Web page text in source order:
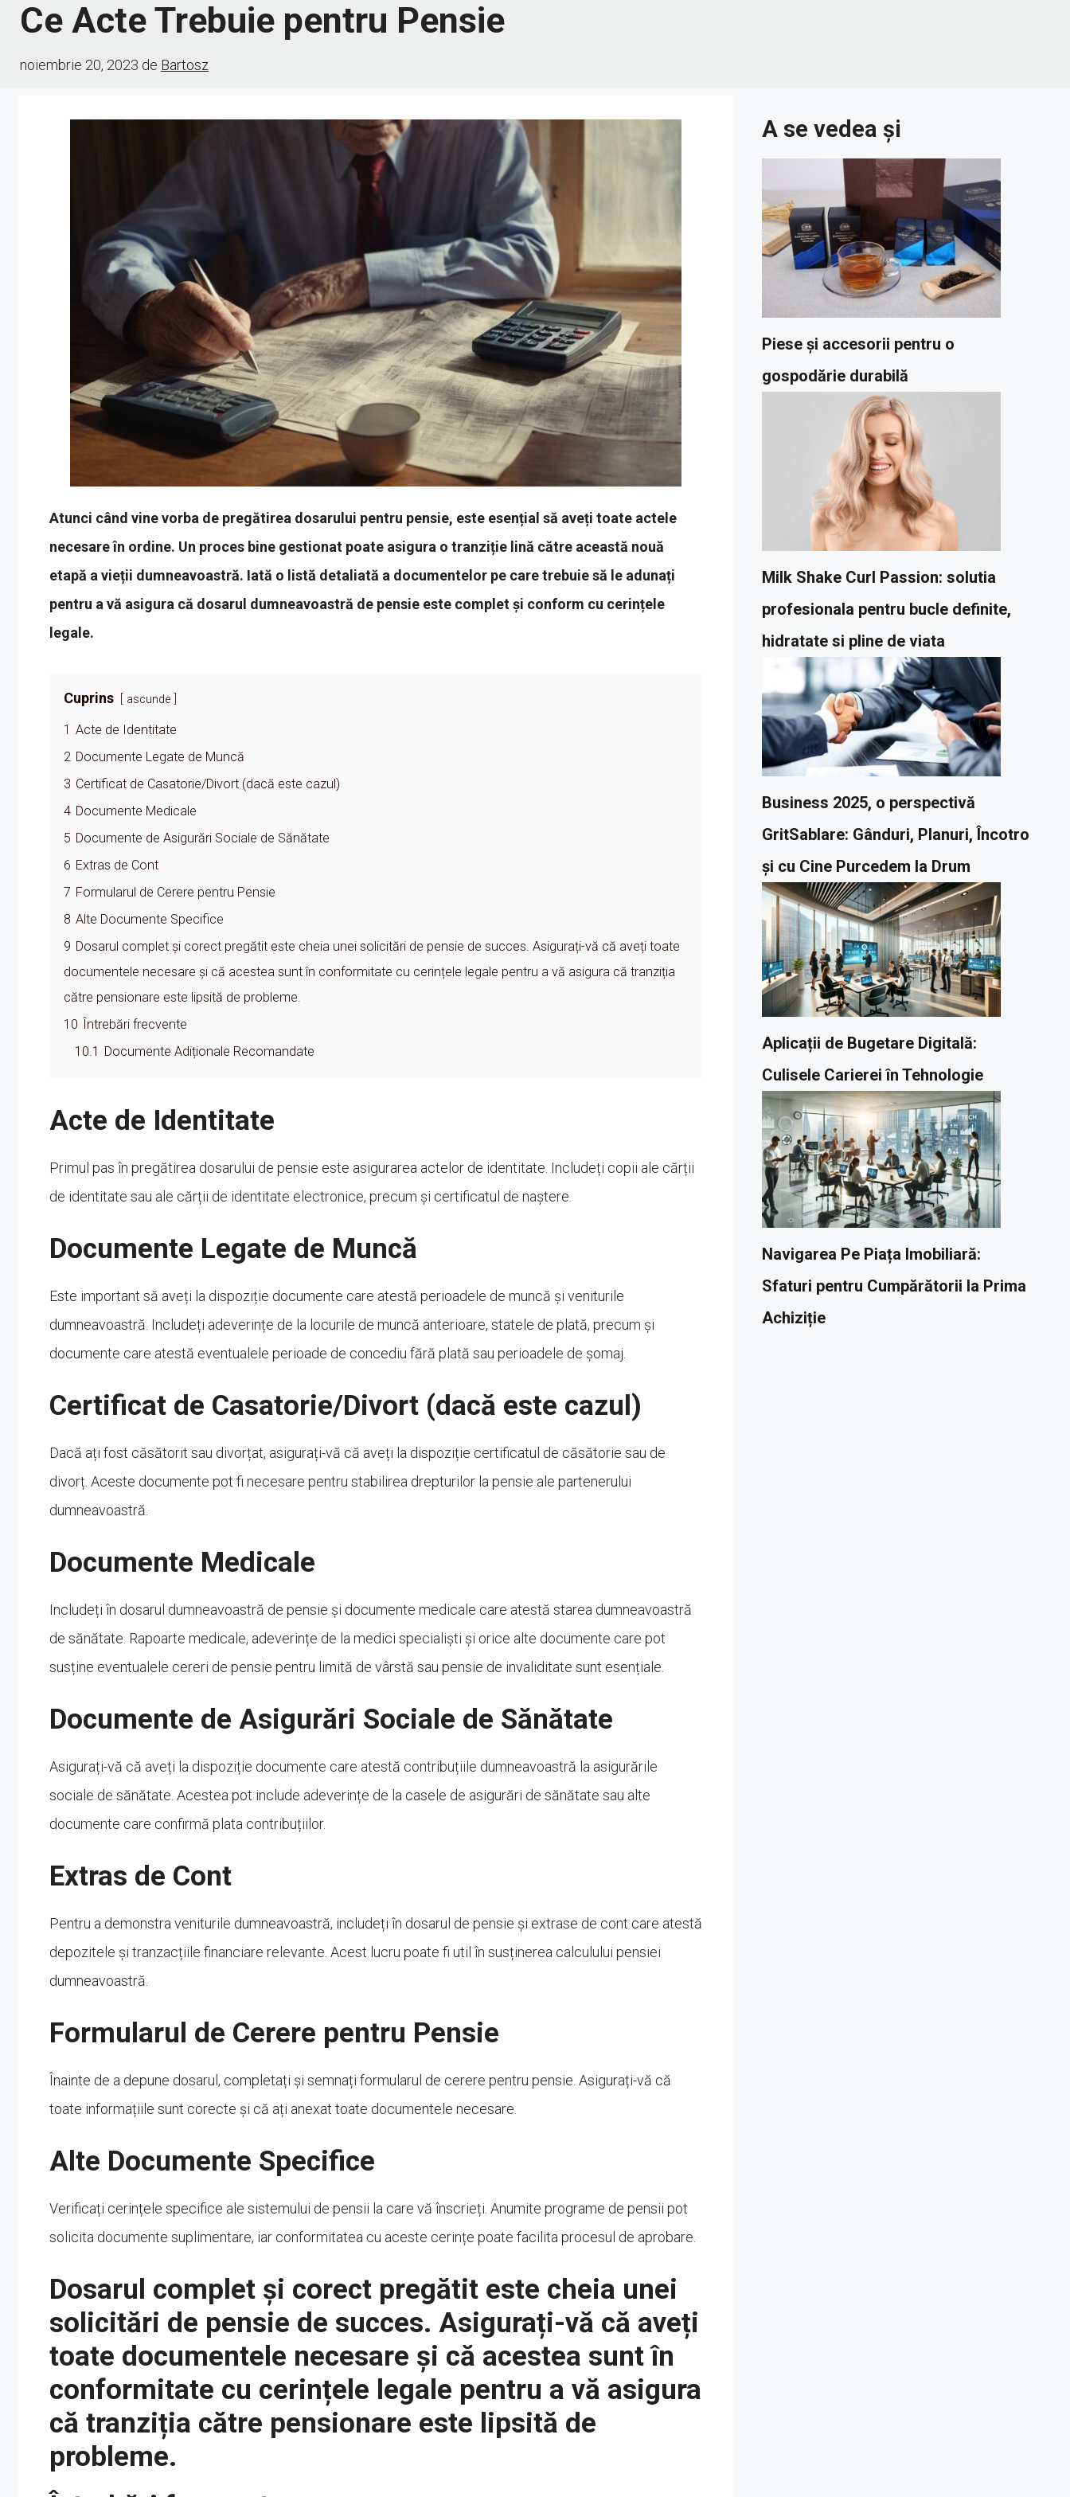
Ce Acte Trebuie pentru Pensie
noiembrie 20, 2023 de Bartosz
Atunci când vine vorba de pregătirea dosarului pentru pensie, este esențial să aveți toate actele
necesare în ordine. Un proces bine gestionat poate asigura o tranziție lină către această nouă
etapă a vieții dumneavoastră. Iată o listă detaliată a documentelor pe care trebuie să le adunați
pentru a vă asigura că dosarul dumneavoastră de pensie este complet și conform cu cerințele
legale.
Cuprins ascunde
1 Acte de Identitate
2 Documente Legate de Muncă
3 Certificat de Casatorie/Divort (dacă este cazul)
4 Documente Medicale
5 Documente de Asigurări Sociale de Sănătate
6 Extras de Cont
7 Formularul de Cerere pentru Pensie
8 Alte Documente Specifice
9 Dosarul complet și corect pregătit este cheia unei solicitări de pensie de succes. Asigurați-vă că aveți toate
documentele necesare și că acestea sunt în conformitate cu cerințele legale pentru a vă asigura că tranziția
către pensionare este lipsită de probleme.
10 Întrebări frecvente
10.1 Documente Adiționale Recomandate
Acte de Identitate
Primul pas în pregătirea dosarului de pensie este asigurarea actelor de identitate. Includeți copii ale cărții
de identitate sau ale cărții de identitate electronice, precum și certificatul de naștere.
Documente Legate de Muncă
Este important să aveți la dispoziție documente care atestă perioadele de muncă și veniturile
dumneavoastră. Includeți adeverințe de la locurile de muncă anterioare, statele de plată, precum și
documente care atestă eventualele perioade de concediu fără plată sau perioadele de șomaj.
Certificat de Casatorie/Divort (dacă este cazul)
Dacă ați fost căsătorit sau divorțat, asigurați-vă că aveți la dispoziție certificatul de căsătorie sau de
divorț. Aceste documente pot fi necesare pentru stabilirea drepturilor la pensie ale partenerului
dumneavoastră.
Documente Medicale
Includeți în dosarul dumneavoastră de pensie și documente medicale care atestă starea dumneavoastră
de sănătate. Rapoarte medicale, adeverințe de la medici specialiști și orice alte documente care pot
susține eventualele cereri de pensie pentru limită de vârstă sau pensie de invaliditate sunt esențiale.
Documente de Asigurări Sociale de Sănătate
Asigurați-vă că aveți la dispoziție documente care atestă contribuțiile dumneavoastră la asigurările
sociale de sănătate. Acestea pot include adeverințe de la casele de asigurări de sănătate sau alte
documente care confirmă plata contribuțiilor.
Extras de Cont
Pentru a demonstra veniturile dumneavoastră, includeți în dosarul de pensie și extrase de cont care atestă
depozitele și tranzacțiile financiare relevante. Acest lucru poate fi util în susținerea calculului pensiei
dumneavoastră.
Formularul de Cerere pentru Pensie
Înainte de a depune dosarul, completați și semnați formularul de cerere pentru pensie. Asigurați-vă că
toate informațiile sunt corecte și că ați anexat toate documentele necesare.
Alte Documente Specifice
Verificați cerințele specifice ale sistemului de pensii la care vă înscrieți. Anumite programe de pensii pot
solicita documente suplimentare, iar conformitatea cu aceste cerințe poate facilita procesul de aprobare.
Dosarul complet și corect pregătit este cheia unei
solicitări de pensie de succes. Asigurați-vă că aveți
toate documentele necesare și că acestea sunt în
conformitate cu cerințele legale pentru a vă asigura
că tranziția către pensionare este lipsită de
probleme.
A se vedea și
Piese și accesorii pentru o
gospodărie durabilă
Milk Shake Curl Passion: solutia
profesionala pentru bucle definite,
hidratate si pline de viata
Business 2025, o perspectivă
GritSablare: Gânduri, Planuri, Încotro
și cu Cine Purcedem la Drum
Aplicații de Bugetare Digitală:
Culisele Carierei în Tehnologie
Navigarea Pe Piața Imobiliară:
Sfaturi pentru Cumpărătorii la Prima
Achiziție